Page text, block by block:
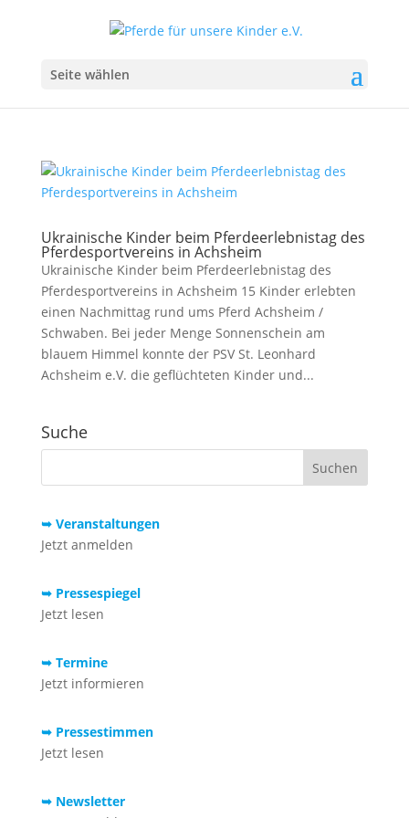
Seite wählen
Ukrainische Kinder beim Pferdeerlebnistag des
Pferdesportvereins in Achsheim
Ukrainische Kinder beim Pferdeerlebnistag des
Pferdesportvereins in Achsheim 15 Kinder erlebten
einen Nachmittag rund ums Pferd Achsheim /
Schwaben. Bei jeder Menge Sonnenschein am
blauem Himmel konnte der PSV St. Leonhard
Achsheim e.V. die geflüchteten Kinder und...
Suche
➥ Veranstaltungen
Jetzt anmelden
➥ Pressespiegel
Jetzt lesen
➥ Termine
Jetzt informieren
➥ Pressestimmen
Jetzt lesen
➥ Newsletter